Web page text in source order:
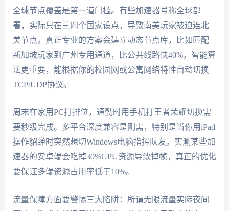
全球节点覆盖是第一道门槛。有些加速器号称全球部
署，实际只在三四个国家设点，导致南美玩家被迫连北
美节点。真正专业的方案会建立动态节点库，比如匹配
新加坡玩家到广州专用通道，比公共线路快40%。智能算
法更重要，能根据你的校园网或公寓网络特性自动切换
TCP/UDP协议。
周末在家用PC打排位，通勤时用手机打王者荣耀切换需
要秒级完成。多平台深度兼容是刚需，特别是当你用iPad
操作貂蝉时突然想切Windows电脑指挥队友。实测某些加
速器的安卓端会吃掉30%GPU资源导致掉帧，真正的优化
要保证多端资源占用率低于10%。
流量保障方面要警惕三大陷阱：所谓无限流量实际夜间